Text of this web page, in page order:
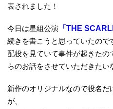
表されました！
今日は星組公演 「THE
続きを書こうと思っていたので
配役を見ていて事件が起きたの
らのお話をさせていただきたい
新作のオリジナルなので役名だ
が、